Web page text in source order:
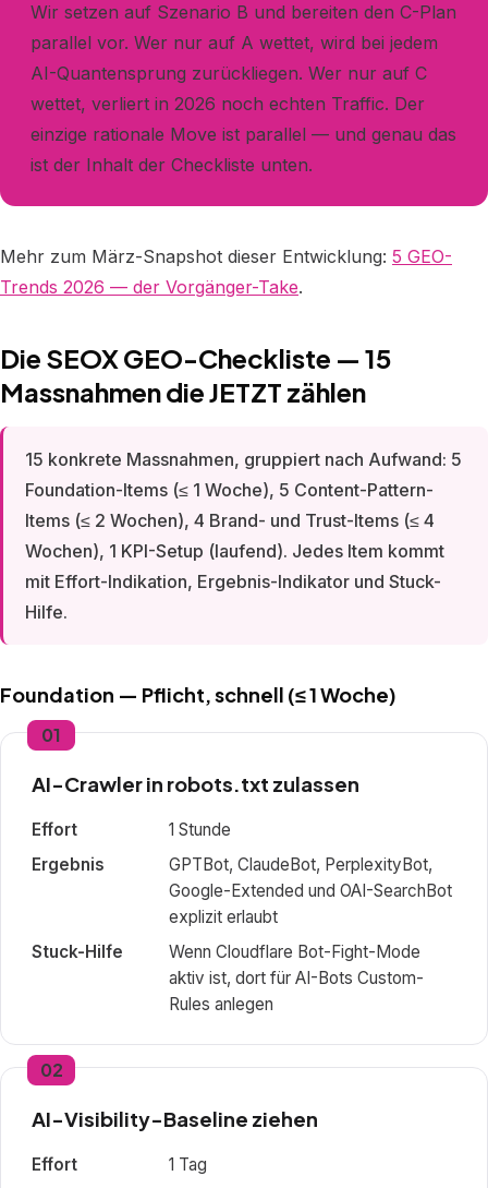
Wir setzen auf Szenario B und bereiten den C-Plan
parallel vor. Wer nur auf A wettet, wird bei jedem
AI-Quantensprung zurückliegen. Wer nur auf C
wettet, verliert in 2026 noch echten Traffic. Der
einzige rationale Move ist parallel — und genau das
ist der Inhalt der Checkliste unten.
Mehr zum März-Snapshot dieser Entwicklung: 5 GEO-
Trends 2026 — der Vorgänger-Take.
Die SEOX GEO-Checkliste — 15
Massnahmen die JETZT zählen
15 konkrete Massnahmen, gruppiert nach Aufwand: 5
Foundation-Items (≤ 1 Woche), 5 Content-Pattern-
Items (≤ 2 Wochen), 4 Brand- und Trust-Items (≤ 4
Wochen), 1 KPI-Setup (laufend). Jedes Item kommt
mit Effort-Indikation, Ergebnis-Indikator und Stuck-
Hilfe.
Foundation — Pflicht, schnell (≤ 1 Woche)
01
AI-Crawler in robots.txt zulassen
Effort
1 Stunde
Ergebnis
GPTBot, ClaudeBot, PerplexityBot,
Google-Extended und OAI-SearchBot
explizit erlaubt
Stuck-Hilfe
Wenn Cloudflare Bot-Fight-Mode
aktiv ist, dort für AI-Bots Custom-
Rules anlegen
02
AI-Visibility-Baseline ziehen
Effort
1 Tag